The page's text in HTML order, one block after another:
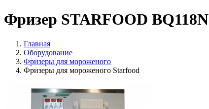
Фризер STARFOOD BQ118N
Главная
Оборудование
Фризеры для мороженого
Фризеры для мороженого Starfood